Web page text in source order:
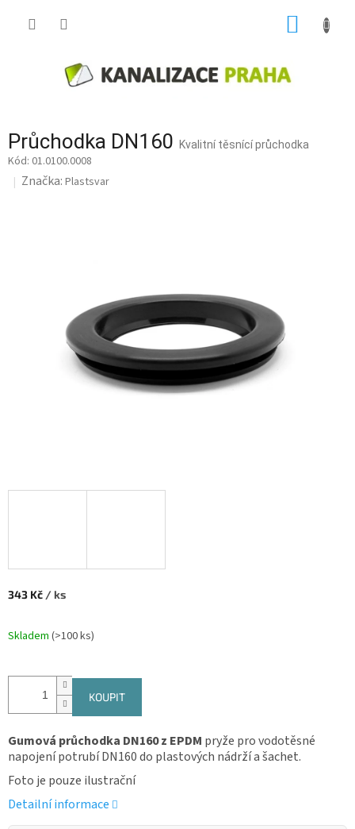
Průchodka DN160 Kvalitní těsnící průchodka
01.0100.0008
Značka: Plastsvar
343 Kč / ks
Skladem (>100 ks)
KOUPIT
Gumová průchodka DN160 z EPDM pryže pro vodotěsné
napojení potrubí DN160 do plastových nádrží a šachet.
Foto je pouze ilustrační
Detailní informace